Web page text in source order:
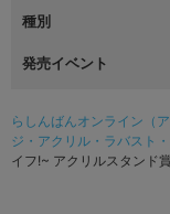
種別
発売イベント
らしんばんオンライン（
ジ・アクリル・ラバスト
イフ!~ アクリルスタンド